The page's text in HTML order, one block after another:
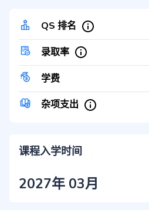
QS 排名
录取率
学费
杂项支出
课程入学时间
2027年 03月